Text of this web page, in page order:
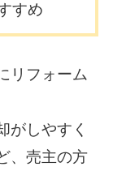
すめ
リフォーム
がしやすく
、売主の方